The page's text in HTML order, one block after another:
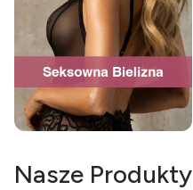
Nasze Produkty